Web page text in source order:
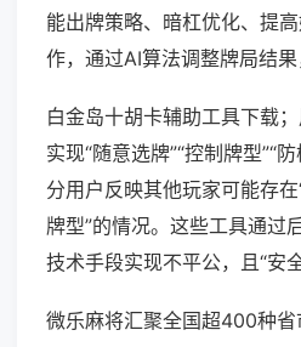
能出牌策略、暗杠优化、提
作，通过AI算法调整牌局结果
白金岛十胡卡辅助工具下载
实现“随意选牌”“控制牌型”“
分用户反映其他玩家可能存
牌型”的情况。这些工具通过
技术手段实现不平公，且“安全
微乐麻将汇聚全国超400种